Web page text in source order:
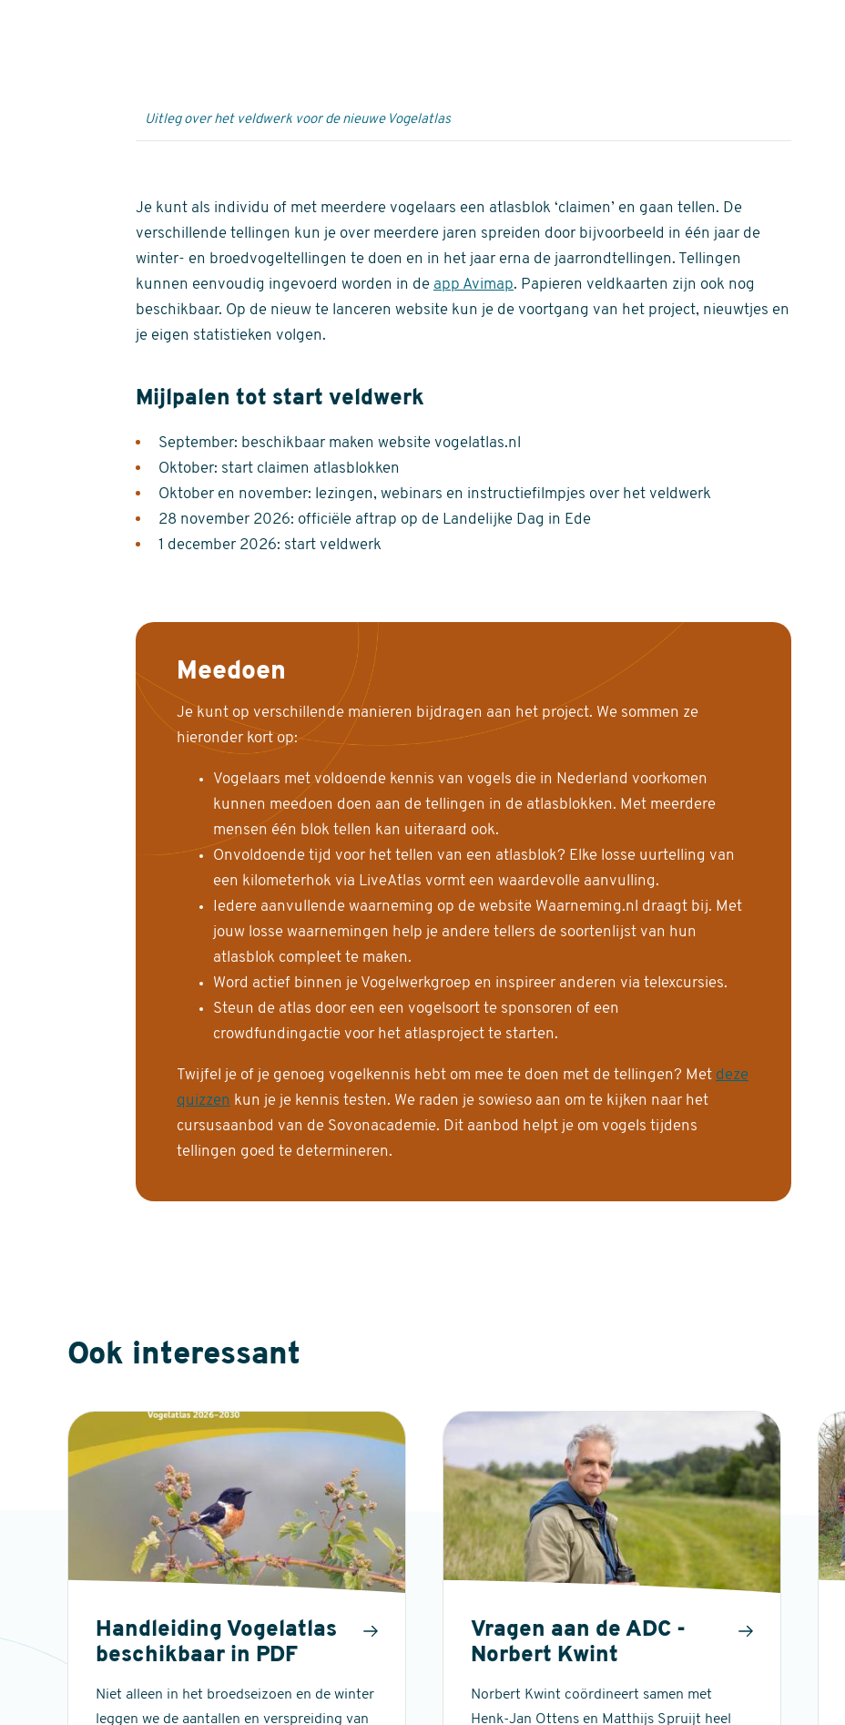
Uitleg over het veldwerk voor de nieuwe Vogelatlas
Je kunt als individu of met meerdere vogelaars een atlasblok ‘claimen’ en gaan tellen. De
verschillende tellingen kun je over meerdere jaren spreiden door bijvoorbeeld in één jaar de
winter- en broedvogeltellingen te doen en in het jaar erna de jaarrondtellingen. Tellingen
kunnen eenvoudig ingevoerd worden in de app Avimap. Papieren veldkaarten zijn ook nog
beschikbaar. Op de nieuw te lanceren website kun je de voortgang van het project, nieuwtjes en
je eigen statistieken volgen.
Mijlpalen tot start veldwerk
September: beschikbaar maken website vogelatlas.nl
Oktober: start claimen atlasblokken
Oktober en november: lezingen, webinars en instructiefilmpjes over het veldwerk
28 november 2026: officiële aftrap op de Landelijke Dag in Ede
1 december 2026: start veldwerk
Meedoen
Je kunt op verschillende manieren bijdragen aan het project. We sommen ze
hieronder kort op:
Vogelaars met voldoende kennis van vogels die in Nederland voorkomen
kunnen meedoen doen aan de tellingen in de atlasblokken. Met meerdere
mensen één blok tellen kan uiteraard ook.
Onvoldoende tijd voor het tellen van een atlasblok? Elke losse uurtelling van
een kilometerhok via LiveAtlas vormt een waardevolle aanvulling.
Iedere aanvullende waarneming op de website Waarneming.nl draagt bij. Met
jouw losse waarnemingen help je andere tellers de soortenlijst van hun
atlasblok compleet te maken.
Word actief binnen je Vogelwerkgroep en inspireer anderen via telexcursies.
Steun de atlas door een een vogelsoort te sponsoren of een
crowdfundingactie voor het atlasproject te starten.
Twijfel je of je genoeg vogelkennis hebt om mee te doen met de tellingen? Met deze
quizzen kun je je kennis testen. We raden je sowieso aan om te kijken naar het
cursusaanbod van de Sovonacademie. Dit aanbod helpt je om vogels tijdens
tellingen goed te determineren.
Ook interessant
Handleiding Vogelatlas
beschikbaar in PDF
Niet alleen in het broedseizoen en de winter
leggen we de aantallen en verspreiding van
Vragen aan de ADC -
Norbert Kwint
Norbert Kwint coördineert samen met
Henk-Jan Ottens en Matthijs Spruijt heel